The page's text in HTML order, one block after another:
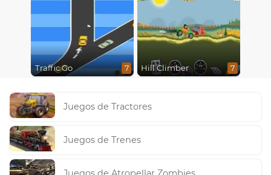
Traffic Go 7 Hill Climber 7
Juegos de Tractores
Juegos de Trenes